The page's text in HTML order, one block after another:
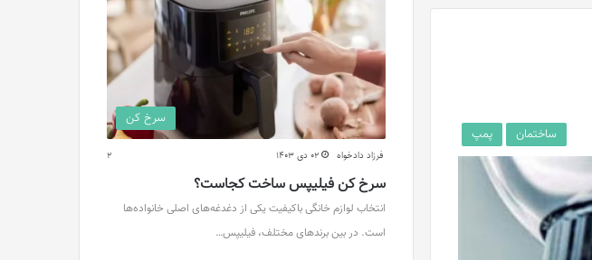
ساختمان پمپ
سرخ کن
فرزاد دادخواه 02 دی 1403 2
سرخ کن فیلیپس ساخت کجاست؟
انتخاب لوازم خانگی باکیفیت یکی از دغدغه‌های اصلی خانواده‌ها
است. در بین برندهای مختلف، فیلیپس…